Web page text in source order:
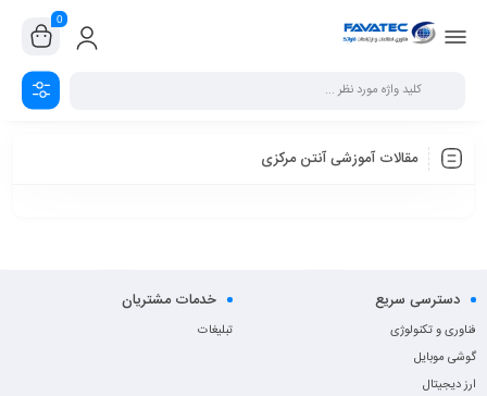
0
مقالات آموزشی آنتن مرکزی
دسترسی سریع
فناوری و تکنولوژی
گوشی موبایل
ارز دیجیتال
خدمات مشتریان
تبلیغات